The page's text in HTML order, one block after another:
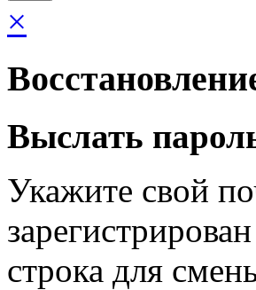
×
Выслать
Укажите свой
строка для